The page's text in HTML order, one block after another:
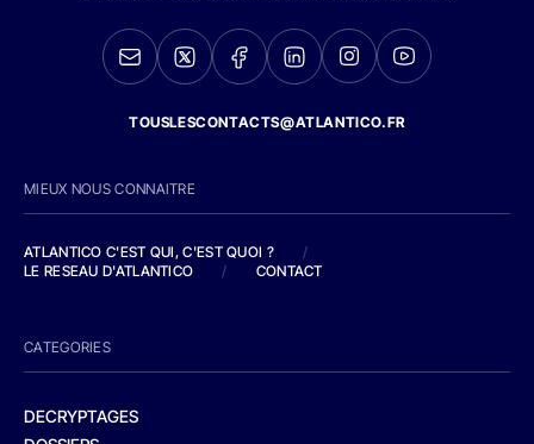
TOUSLESCONTACTS@ATLANTICO.FR
MIEUX NOUS CONNAITRE
ATLANTICO C'EST QUI, C'EST QUOI ?
/
LE RESEAU D'ATLANTICO
/ CONTACT
CATEGORIES
DECRYPTAGES